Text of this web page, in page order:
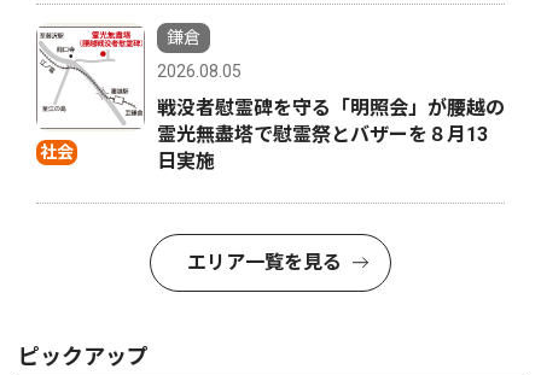
社会
鎌倉
2026.08.05
戦没者慰霊碑を守る「明照会」が腰越の
霊光無盡塔で慰霊祭とバザーを８月13
日実施
エリア一覧を見る
ピックアップ